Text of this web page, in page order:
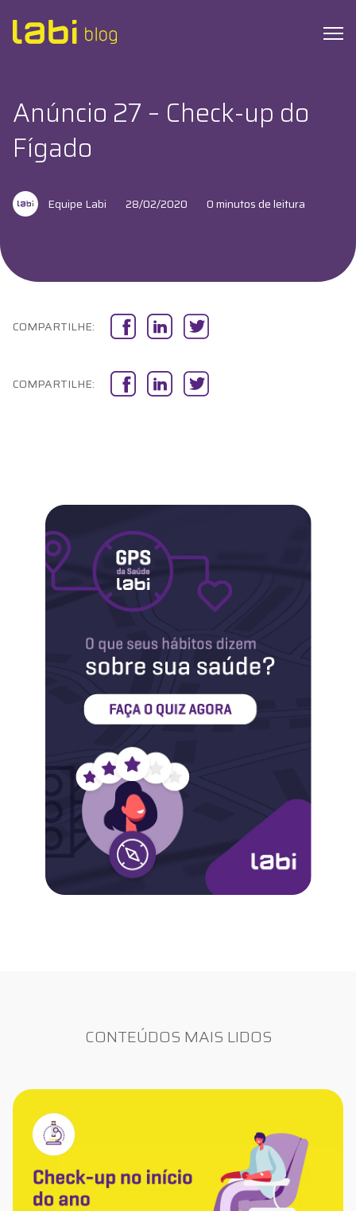
Check-ups
Dicas de Saúde
Institucional
Saúde do Homem
Sobre o Labi
Testes
Conheça o Labi
Anúncio 27 – Check-up do
Fígado
Equipe Labi 28/02/2020 0 minutos de leitura
COMPARTILHE:
COMPARTILHE:
CONTEÚDOS MAIS LIDOS